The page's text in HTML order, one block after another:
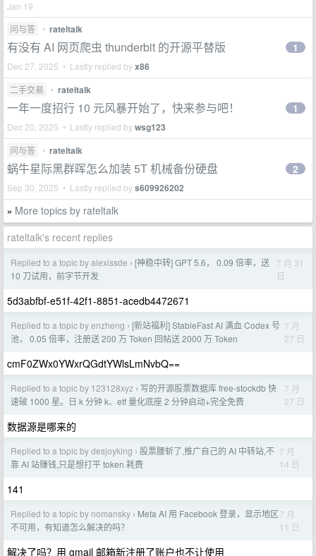
Jan 19
问与答
• rateltalk
有没有 AI 网页爬虫 thunderbit 的开源平替版
Dec 27, 2025 • Lastly replied byx86
1
二手交易 • rateltalk
一年一度招行 10 元风暴开始了，快来参与吧！
Dec 20, 2025 • Lastly replied bywsg123
1
问与答 • rateltalk
蜗牛星际黑群晖怎么加装 5T 机械备份硬盘
Sep 30, 2025 • Lastly replied bys609926202
2
» More topics by rateltalk
rateltalk's recent replies
Replied to a topic by alexissde › [神稳中转] GPT 5.6， 0.09 倍率，送
10 刀试用，前字节开发
7 月 31
日
5d3abfbf-e51f-42f1-8851-acedb4472671
Replied to a topic by enzheng › [新站福利] StableFast AI 满血 Codex 号
池， 0.05 倍率，注册送 200 万 Token 回帖送 2000 万 Token
7 月
27 日
cmF0ZWx0YWxrQGdtYWlsLmNvbQ==
Replied to a topic by 123128xyz › 写的开源股票数据库 free-stockdb 快
速破 1000 星。日 k 分钟 k、etf 量化底座 2 分钟启动+完全免费
7 月
27 日
数据源是哪来的
Replied to a topic by desjoyking › 股票腰斩了,推广自己的 AI 中转站,不
靠 AI 站赚钱,只是想打平 token 耗费
7 月
14 日
141
Replied to a topic by nomansky › Meta AI 用 Facebook 登录，显示地区
不可用，有知道怎么解决的吗？
7 月
11 日
解决了吗？用 gmail 邮箱新注册了账户也不让使用